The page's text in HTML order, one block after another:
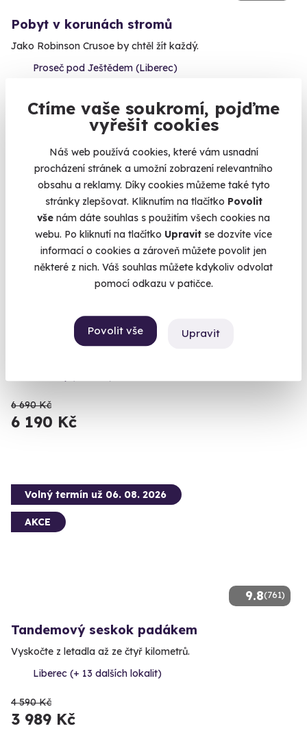
Ctíme vaše soukromí, pojďme
vyřešit cookies
Náš web používá cookies, které vám usnadní
procházení stránek a umožní zobrazení relevantního
obsahu a reklamy. Díky cookies můžeme také tyto
stránky zlepšovat. Kliknutím na tlačítko Povolit
vše nám dáte souhlas s použitím všech cookies na
webu. Po kliknutí na tlačítko Upravit se dozvíte více
informací o cookies a zároveň můžete povolit jen
některé z nich. Váš souhlas můžete kdykoliv odvolat
pomocí odkazu v patičce.
Povolit vše Upravit
Pobyt v korunách stromů
Jako Robinson Crusoe by chtěl žít každý.
Proseč pod Ještědem (Liberec)
4 250 Kč
Volný termín už 02. 11. 2026
Romantický glamping na rozhledně
Nalezněte odpočinek na unikátní glampingové rozhledně nad
6 690 Kč
6 190 Kč
9.8(761)
Volný termín už 06. 08. 2026
AKCE
Tandemový seskok padákem
Vyskočte z letadla až ze čtyř kilometrů.
Liberec (+ 13 dalších lokalit)
4 590 Kč
3 989 Kč